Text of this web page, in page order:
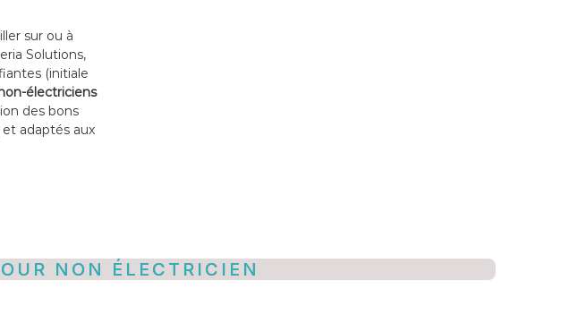
sur ou à
Solutions,
(initiale
électriciens
des bons
et adaptés aux
NON ÉLECTRICIEN